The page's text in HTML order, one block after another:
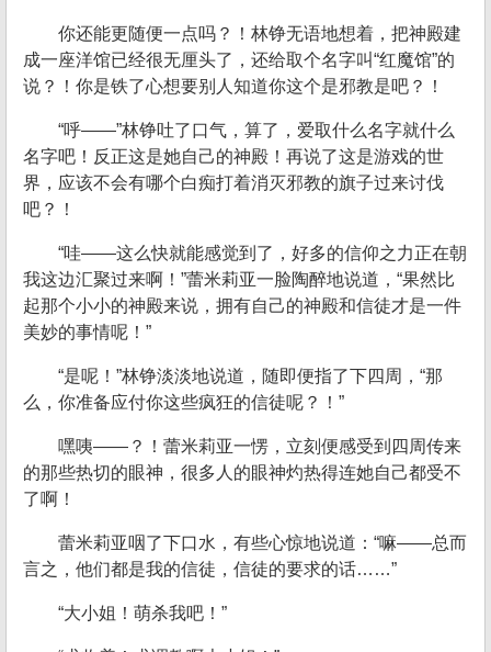
你还能更随便一点吗？！林铮无语地想着，把神殿建
成一座洋馆已经很无厘头了，还给取个名字叫“红魔馆”的
说？！你是铁了心想要别人知道你这个是邪教是吧？！
“呼——”林铮吐了口气，算了，爱取什么名字就什么
名字吧！反正这是她自己的神殿！再说了这是游戏的世
界，应该不会有哪个白痴打着消灭邪教的旗子过来讨伐
吧？！
“哇——这么快就能感觉到了，好多的信仰之力正在朝
我这边汇聚过来啊！”蕾米莉亚一脸陶醉地说道，“果然比
起那个小小的神殿来说，拥有自己的神殿和信徒才是一件
美妙的事情呢！”
“是呢！”林铮淡淡地说道，随即便指了下四周，“那
么，你准备应付你这些疯狂的信徒呢？！”
嘿咦——？！蕾米莉亚一愣，立刻便感受到四周传来
的那些热切的眼神，很多人的眼神灼热得连她自己都受不
了啊！
蕾米莉亚咽了下口水，有些心惊地说道：“嘛——总而
言之，他们都是我的信徒，信徒的要求的话……”
“大小姐！萌杀我吧！”